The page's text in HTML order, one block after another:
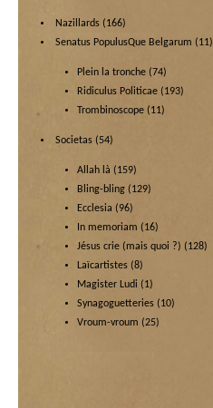
Nazillards (166)
Senatus PopulusQue Belgarum (11)
Plein la tronche (74)
Ridiculus Politicae (193)
Trombinoscope (11)
Societas (54)
Allah là (159)
Bling-bling (129)
Ecclesia (96)
In memoriam (16)
Jésus crie (mais quoi ?) (128)
Laïcartistes (8)
Magister Ludi (1)
Synagoguetteries (10)
Vroum-vroum (25)